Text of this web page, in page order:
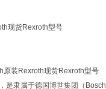
现货Rexroth型号
原装Rexroth现货Rexroth型号
隶属于德国博世集团（